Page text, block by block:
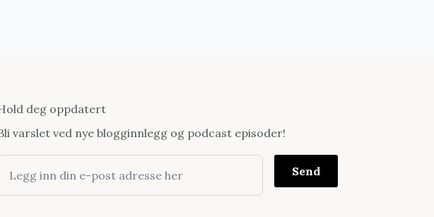
deg oppdatert
varslet ved nye blogginnlegg og podcast episoder!
Send